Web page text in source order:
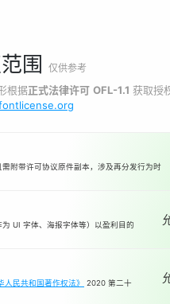
围 仅供参考
根据正式法律许可 OFL-1.1 获取授
附带许可协议原件副本，涉及再分发行为时
UI 字体、海报字体等）以盈利目的
人民共和国著作权法》
2020 第二十